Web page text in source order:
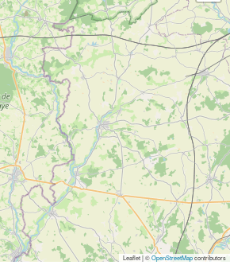
Leaflet | ©OpenStreetMapcontributors